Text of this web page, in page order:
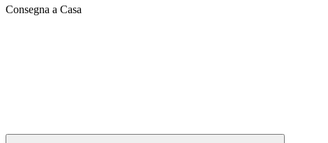
Consegna a Casa